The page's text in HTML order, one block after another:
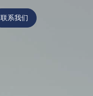
联系我们